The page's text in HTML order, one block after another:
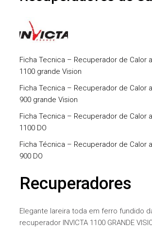
Ficha Tecnica – Recuperador de Calor
1100 grande Vision
Ficha Tecnica – Recuperador de Calor
900 grande Vision
Ficha Tecnica – Recuperador de Calor
1100 DO
Ficha Técnica – Recuperador de Calor
900 DO
Recuperadores
Elegante lareira toda em ferro fundido
recuperador INVICTA 1100 GRANDE